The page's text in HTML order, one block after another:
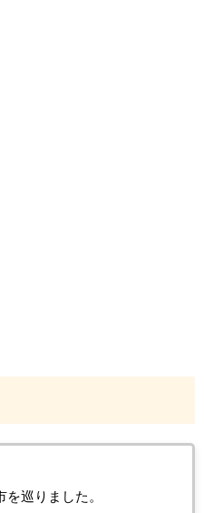
巡りました。